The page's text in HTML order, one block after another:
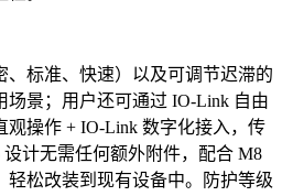
、标准、快速）以及可调节迟滞的
场景；用户还可通过 IO-Link 自由
观操作 + IO-Link 数字化接入，传
计无需任何额外附件，配合 M8
轻松改装到现有设备中。防护等级